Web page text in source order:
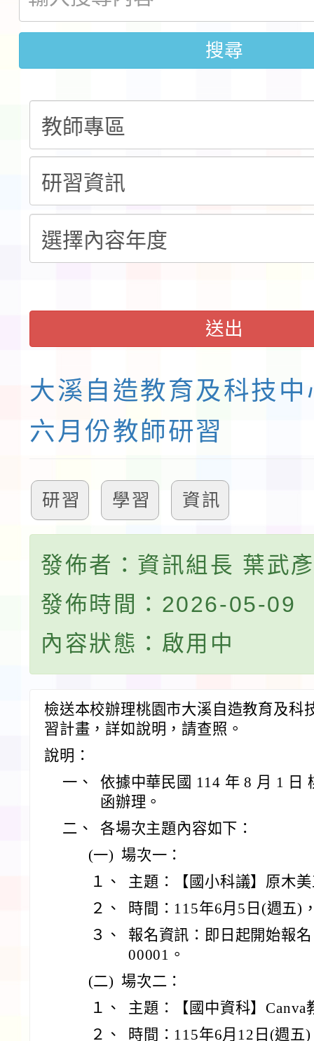
速演練執行計畫」
法」
本校115學年度第1學
第3次招考代課鐘點教
告(不再辦理後續甄選)
檢送「桃園市115學年
賽實施要點」1份
本市「115學年度學生
程安排一案
「桃園市補助參觀特色
展演活動實施計畫」
請一案
搜尋
送出
大溪自造教育及科技
六月份教師研習
研習 學習 資訊
發佈者：資訊組長 葉武
發佈時間：2026-05-09
內容狀態：啟用中
檢送本校辦理桃園市大溪自造教育及科
習計畫，詳如說明，請查照。
說明：
一、
依據中華民國 114 年 8 月 1 日
函辦理。
二、
各場次主題內容如下：
(一) 場次一：
１、
主題：【國小科議】原木
２、
時間：115年6月5日(週五)
３、
報名資訊：即日起開始報
00001。
(二) 場次二：
１、
主題：【國中資科】
２、
時間：115年6月12日(週五